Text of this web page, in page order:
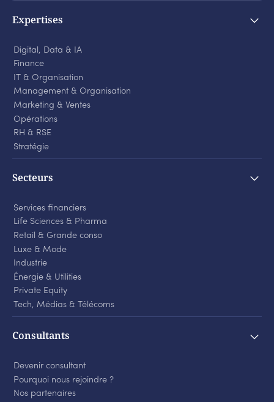
Expertises
Digital, Data & IA
Finance
IT & Organisation
Management & Organisation
Marketing & Ventes
Opérations
RH & RSE
Stratégie
Secteurs
Services financiers
Life Sciences & Pharma
Retail & Grande conso
Luxe & Mode
Industrie
Énergie & Utilities
Private Equity
Tech, Médias & Télécoms
Consultants
Devenir consultant
Pourquoi nous rejoindre ?
Nos partenaires